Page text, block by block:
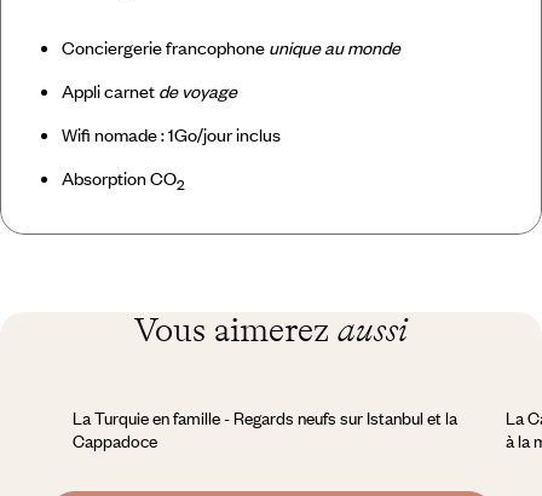
Conciergerie francophone unique au monde
Appli carnet de voyage
Wifi nomade : 1Go/jour inclus
Absorption CO2
Vous aimerez aussi
La Turquie en famille - Regards neufs sur Istanbul et la
Cappadoce
La
à la